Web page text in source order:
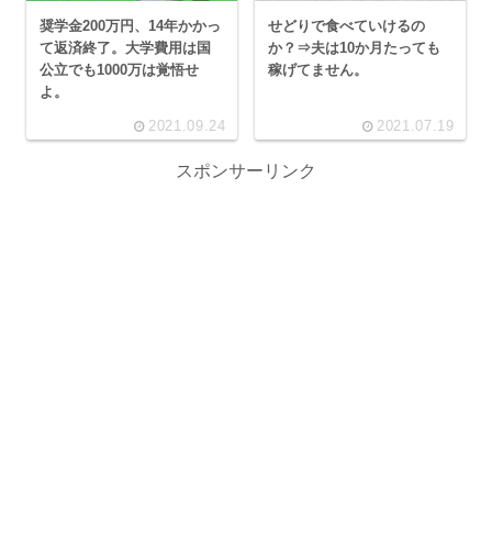
奨学金200万円、14年かかっ
て返済終了。大学費用は国
公立でも1000万は覚悟せ
よ。
2021.09.24
せどりで食べていけるの
か？⇒夫は10か月たっても
稼げてません。
2021.07.19
スポンサーリンク